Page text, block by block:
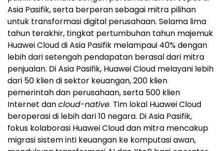
Asia Pasifik, serta berperan sebagai mitra pilihan
untuk transformasi digital perusahaan. Selama lima
tahun terakhir, tingkat pertumbuhan tahun majemuk
Huawei Cloud di Asia Pasifik melampaui 40% dengan
lebih dari setengah pendapatan berasal dari mitra
penjualan. Di Asia Pasifik, Huawei Cloud melayani lebih
dari 50 klien di sektor keuangan, 200 klien
pemerintah dan perusahaan, serta 500 klien
Internet dancloud-native. Tim lokal Huawei Cloud
beroperasi di lebih dari 10 negara. Di Asia Pasifik,
fokus kolaborasi Huawei Cloud dan mitra mencakup
migrasi sistem inti keuangan ke komputasi awan,